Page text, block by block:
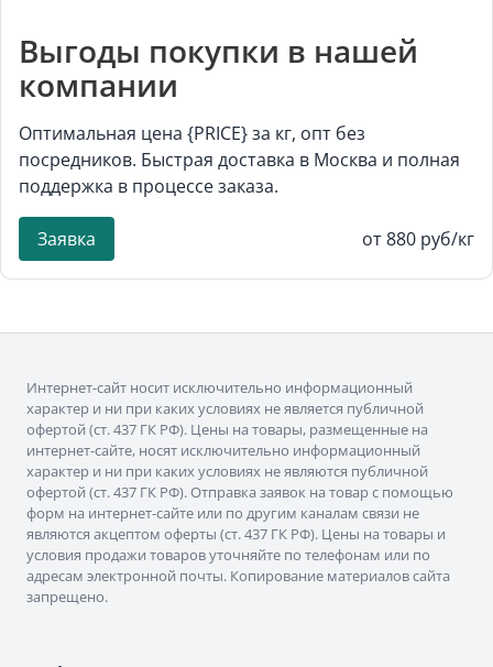
Выгоды покупки в нашей
компании
Оптимальная цена {PRICE} за кг, опт без
посредников. Быстрая доставка в Москва и полная
поддержка в процессе заказа.
Заявка от 880 руб/кг
Интернет-сайт носит исключительно информационный
характер и ни при каких условиях не является публичной
офертой (ст. 437 ГК РФ). Цены на товары, размещенные на
интернет-сайте, носят исключительно информационный
характер и ни при каких условиях не являются публичной
офертой (ст. 437 ГК РФ). Отправка заявок на товар с помощью
форм на интернет-сайте или по другим каналам связи не
являются акцептом оферты (ст. 437 ГК РФ). Цены на товары и
условия продажи товаров уточняйте по телефонам или по
адресам электронной почты. Копирование материалов сайта
запрещено.